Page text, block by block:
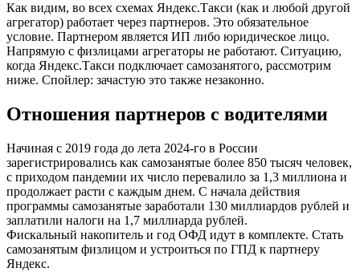
Как видим, во всех схемах Яндекс.Такси (как и любой другой
агрегатор) работает через партнеров. Это обязательное
условие. Партнером является ИП либо юридическое лицо.
Напрямую с физлицами агрегаторы не работают. Ситуацию,
когда Яндекс.Такси подключает самозанятого, рассмотрим
ниже. Спойлер: зачастую это также незаконно.
Отношения партнеров с водителями
Начиная с 2019 года до лета 2024-го в России
зарегистрировались как самозанятые более 850 тысяч человек,
с приходом пандемии их число перевалило за 1,3 миллиона и
продолжает расти с каждым днем. С начала действия
программы самозанятые заработали 130 миллиардов рублей и
заплатили налоги на 1,7 миллиарда рублей.
Фискальный накопитель и год ОФД идут в комплекте. Стать
самозанятым физлицом и устроиться по ГПД к партнеру
Яндекс.